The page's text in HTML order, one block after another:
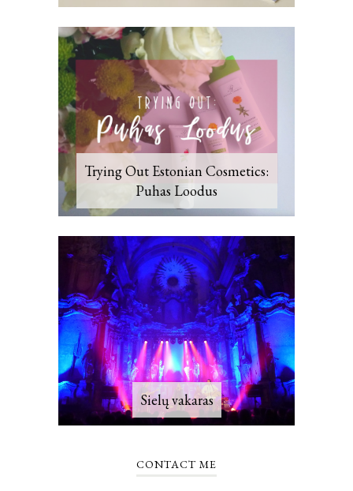
Trying Out Estonian Cosmetics:
Puhas Loodus
Sielų vakaras
CONTACT ME